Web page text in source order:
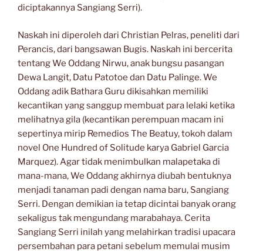
diciptakannya Sangiang Serri).
Naskah ini diperoleh dari Christian Pelras, peneliti dari
Perancis, dari bangsawan Bugis. Naskah ini bercerita
tentang We Oddang Nirwu, anak bungsu pasangan
Dewa Langit, Datu Patotoe dan Datu Palinge. We
Oddang adik Bathara Guru dikisahkan memiliki
kecantikan yang sanggup membuat para lelaki ketika
melihatnya gila (kecantikan perempuan macam ini
sepertinya mirip Remedios The Beatuy, tokoh dalam
novel One Hundred of Solitude karya Gabriel Garcia
Marquez). Agar tidak menimbulkan malapetaka di
mana-mana, We Oddang akhirnya diubah bentuknya
menjadi tanaman padi dengan nama baru, Sangiang
Serri. Dengan demikian ia tetap dicintai banyak orang
sekaligus tak mengundang marabahaya. Cerita
Sangiang Serri inilah yang melahirkan tradisi upacara
persembahan para petani sebelum memulai musim